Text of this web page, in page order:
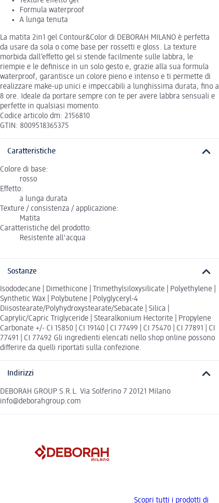
Formula waterproof
A lunga tenuta
La matita 2in1 gel Contour&Color di DEBORAH MILANO è perfetta
da usare da sola o come base per rossetti e gloss. La texture
morbida dall’effetto gel si stende facilmente sulle labbra, le
riempie e le definisce in un solo gesto e, grazie alla sua formula
waterproof, garantisce un colore pieno e intenso e ti permette di
realizzare make-up unici e impeccabili a lunghissima durata, fino a
8 ore. Ideale da portare sempre con te per avere labbra sensuali e
perfette in qualsiasi momento.
Codice articolo dm: 2156810
GTIN: 8009518365375
Caratteristiche
Colore di base:
rosso
Effetto:
a lunga durata
Texture / consistenza / applicazione:
Matita
Caratteristiche del prodotto:
Resistente all'acqua
Sostanze
Isododecane | Dimethicone | Trimethylsiloxysilicate | Polyethylene |
Synthetic Wax | Polybutene | Polyglyceryl-4
Diisostearate/Polyhydroxystearate/Sebacate | Silica |
Caprylic/Capric Triglyceride | Stearalkonium Hectorite | Propylene
Carbonate +/- CI 15850 | CI 19140 | CI 77499 | CI 75470 | CI 77891 | CI
77491 | CI 77492 Gli ingredienti elencati nello shop online possono
differire da quelli riportati sulla confezione.
Indirizzi
DEBORAH GROUP S.R.L. Via Solferino 7 20121 Milano
info@deborahgroup.com
Scopri tutti i prodotti di